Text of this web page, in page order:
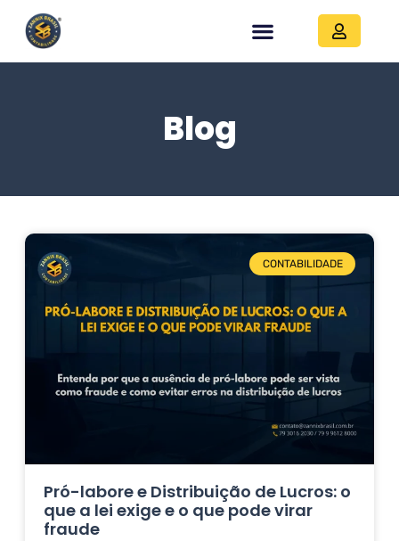
Blog
CONTABILIDADE
Pró-labore e Distribuição de Lucros: o
que a lei exige e o que pode virar
fraude